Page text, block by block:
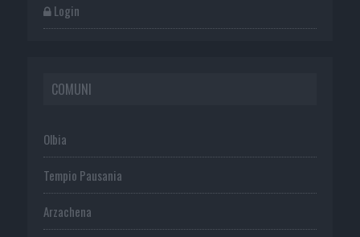
Login
COMUNI
Olbia
Tempio Pausania
Arzachena